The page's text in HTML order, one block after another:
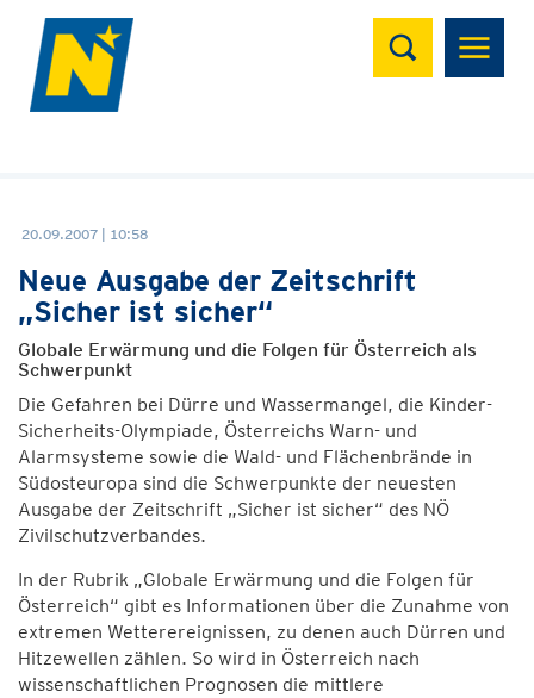
Suchen
20.09.2007 | 10:58
Neue Ausgabe der Zeitschrift
„Sicher ist sicher“
Globale Erwärmung und die Folgen für Österreich als
Schwerpunkt
Die Gefahren bei Dürre und Wassermangel, die Kinder-
Sicherheits-Olympiade, Österreichs Warn- und
Alarmsysteme sowie die Wald- und Flächenbrände in
Südosteuropa sind die Schwerpunkte der neuesten
Ausgabe der Zeitschrift „Sicher ist sicher“ des NÖ
Zivilschutzverbandes.
In der Rubrik „Globale Erwärmung und die Folgen für
Österreich“ gibt es Informationen über die Zunahme von
extremen Wetterereignissen, zu denen auch Dürren und
Hitzewellen zählen. So wird in Österreich nach
wissenschaftlichen Prognosen die mittlere